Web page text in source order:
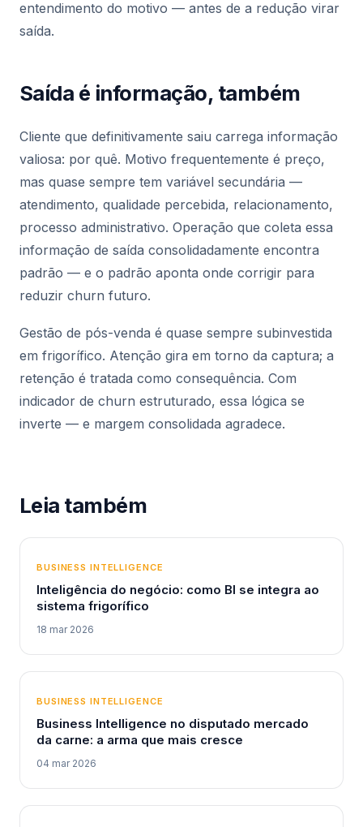
entendimento do motivo — antes de a redução virar
saída.
Saída é informação, também
Cliente que definitivamente saiu carrega informação
valiosa: por quê. Motivo frequentemente é preço,
mas quase sempre tem variável secundária —
atendimento, qualidade percebida, relacionamento,
processo administrativo. Operação que coleta essa
informação de saída consolidadamente encontra
padrão — e o padrão aponta onde corrigir para
reduzir churn futuro.
Gestão de pós-venda é quase sempre subinvestida
em frigorífico. Atenção gira em torno da captura; a
retenção é tratada como consequência. Com
indicador de churn estruturado, essa lógica se
inverte — e margem consolidada agradece.
Leia também
BUSINESS INTELLIGENCE
Inteligência do negócio: como BI se integra ao
sistema frigorífico
18 mar 2026
BUSINESS INTELLIGENCE
Business Intelligence no disputado mercado
da carne: a arma que mais cresce
04 mar 2026